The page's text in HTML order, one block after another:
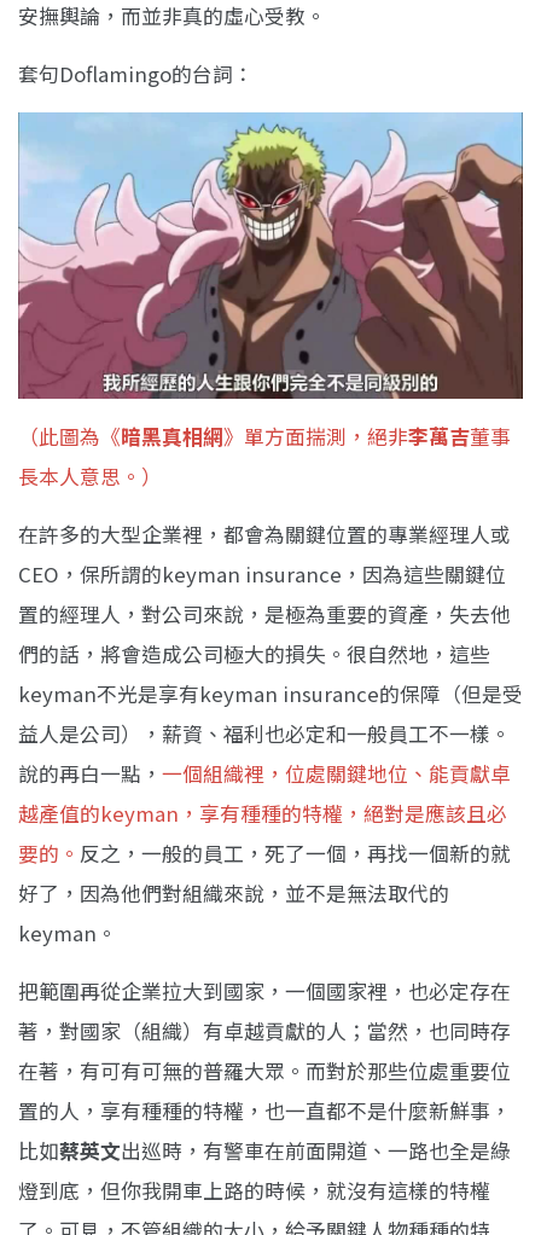
安撫輿論，而並非真的虛心受教。
套句Doflamingo的台詞：
（此圖為《暗黑真相網》單方面揣測，絕非李萬吉董事
長本人意思。）
在許多的大型企業裡，都會為關鍵位置的專業經理人或
CEO，保所謂的keyman insurance，因為這些關鍵位
置的經理人，對公司來說，是極為重要的資產，失去他
們的話，將會造成公司極大的損失。很自然地，這些
keyman不光是享有keyman insurance的保障（但是受
益人是公司），薪資、福利也必定和一般員工不一樣。
說的再白一點， 一個組織裡，位處關鍵地位、能貢獻卓
越產值的keyman，享有種種的特權，絕對是應該且必
要的。 反之，一般的員工，死了一個，再找一個新的就
好了，因為他們對組織來說，並不是無法取代的
keyman。
把範圍再從企業拉大到國家，一個國家裡，也必定存在
著，對國家（組織）有卓越貢獻的人；當然，也同時存
在著，有可有可無的普羅大眾。而對於那些位處重要位
置的人，享有種種的特權，也一直都不是什麼新鮮事，
比如蔡英文出巡時，有警車在前面開道、一路也全是綠
燈到底，但你我開車上路的時候，就沒有這樣的特權